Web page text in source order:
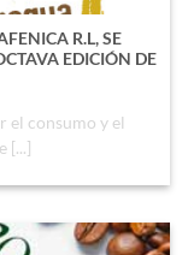
R.L, SE
EDICIÓN DE
el consumo y el
[...]